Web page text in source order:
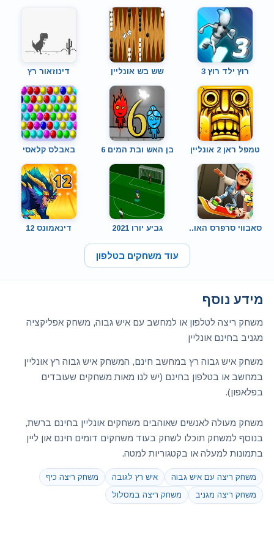
רוץ ילד רוץ 3 שש בש אונליין דינוזאור רץ
טמפל ראן 2 אונליין בן האש ובת המים 6 באבלס קלאסי
סאבווי סרפרס האו.. גביע יורו 2021 דינאמונס 12
עוד משחקים בטלפון
מידע נוסף
משחק ריצה לטלפון או למחשב עם איש גבוה, משחק אפליקציה
מגניב בחינם אונליין
משחק איש גבוה רץ במחשב חינם, המשחק איש גבוה רץ אונליין
במחשב או בטלפון בחינם (יש לנו מאות משחקים שעובדים
בפלאפון).
משחק מעולה לאנשים שאוהבים משחקים אונליין בחינם ברשת,
בנוסף למשחק תוכלו לשחק בעוד משחקים דומים חינם און ליין
בתמונות למעלה או בקטגוריות למטה.
משחק ריצה עם איש גבוה איש רץ לגובה
משחק ריצה כיף
משחק ריצה מגניב
משחק ריצה במסלול